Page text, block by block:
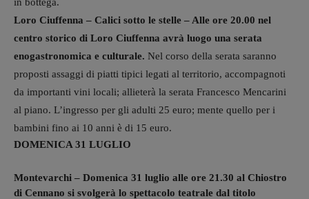
Loro Ciuffenna – Calici sotto le stelle – Alle ore 20.00 nel
centro storico di Loro Ciuffenna avrà luogo una serata
enogastronomica e culturale. Nel corso della serata saranno
proposti assaggi di piatti tipici legati al territorio, accompagnoti
da importanti vini locali; allieterà la serata Francesco Mencarini
al piano. L’ingresso per gli adulti 25 euro; mente quello per i
bambini fino ai 10 anni è di 15 euro.
DOMENICA 31 LUGLIO
Montevarchi – Domenica 31 luglio alle ore 21.30 al Chiostro
di Cennano si svolgerà lo spettacolo teatrale dal titolo